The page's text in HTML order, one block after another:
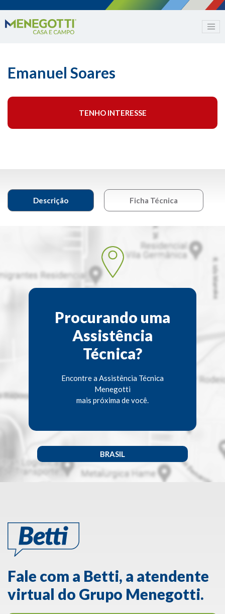
Emanuel Soares
TENHO INTERESSE
Descrição Ficha Técnica
Procurando uma
Assistência
Técnica?
Encontre a Assistência Técnica
Menegotti
mais próxima de você.
BRASIL
Fale com a Betti, a atendente
virtual do Grupo Menegotti.